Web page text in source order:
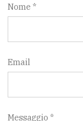
Nome *
Email
Messaggio *